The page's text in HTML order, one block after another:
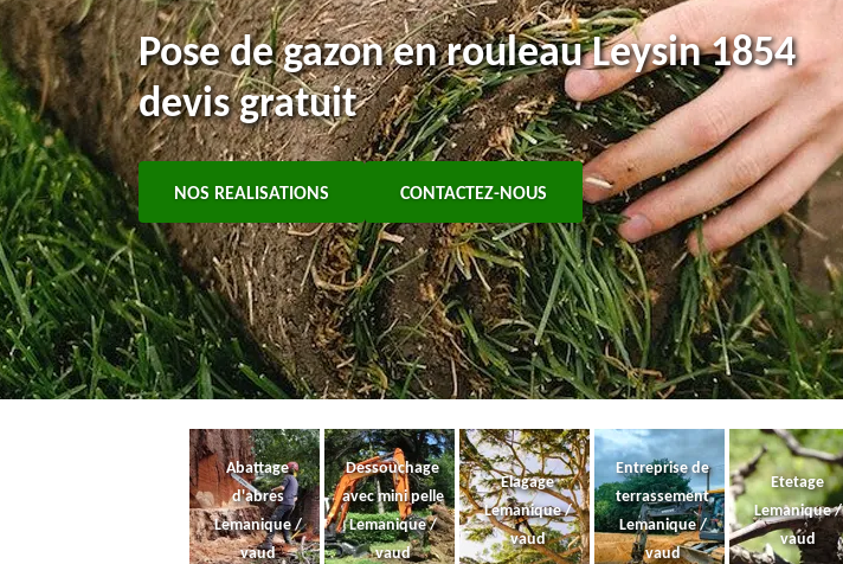
Pose de gazon en rouleau Leysin 1854
devis gratuit
NOS REALISATIONS CONTACTEZ-NOUS
Abattage
d'abres
Lemanique /
vaud
Dessouchage
avec mini pelle
Lemanique /
vaud
Elagage
Lemanique /
vaud
Entreprise de
terrassement
Lemanique /
vaud
Etetage
Lemanique /
vaud